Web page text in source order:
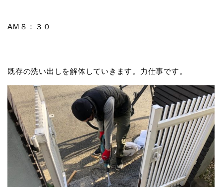
AM８：３０
既存の洗い出しを解体していきます。力仕事です。